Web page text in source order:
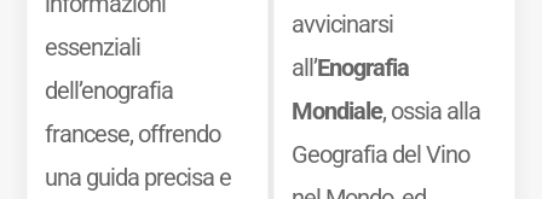
essenziali
dell’enografia
francese, offrendo
una guida precisa e
avvicinarsi
all’Enografia
Mondiale, ossia alla
Geografia del Vino